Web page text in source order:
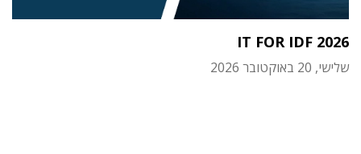
IT FOR IDF 2026
שלישי, 20 באוקטובר 2026